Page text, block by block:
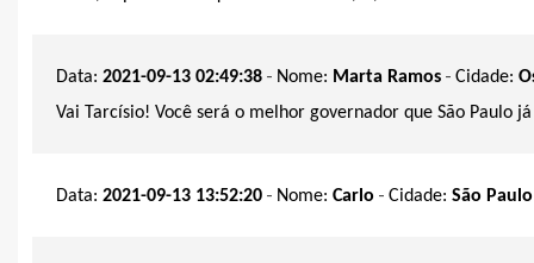
Data: 2021-09-13 02:49:38 - Nome: Marta Ramos - Cidade:
Vai Tarcísio! Você será o melhor governador que São Paulo
Data: 2021-09-13 13:52:20 - Nome: Carlo - Cidade: São Paulo